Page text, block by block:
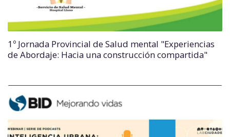
1º Jornada Provincial de Salud mental "Experiencias
de Abordaje: Hacia una construcción compartida"